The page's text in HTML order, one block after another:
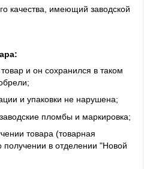
качества, имеющий заводской
и он сохранился в таком
и упаковки не нарушена;
пломбы и маркировка;
товара (товарная
получении в отделении "Новой